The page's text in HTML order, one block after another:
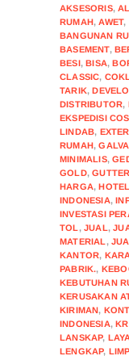
AKSESORIS,
RUMAH,AWET,
BANGUNAN
BASEMENT,
BESI,BISA,
CLASSIC,
TARIK,
DISTRIBUTOR,
EKSPEDISI
LINDAB,
RUMAH,
MINIMALIS,
GOLD,
HARGA,HOTEL
INDONESIA,
INVESTASI
TOL ,JUAL,
MATERIAL ,
KANTOR,
PABRIK.,
KEBUTUHAN
KERUSAKAN
KIRIMAN,
INDONESIA,
LANSKAP,
LENGKAP,